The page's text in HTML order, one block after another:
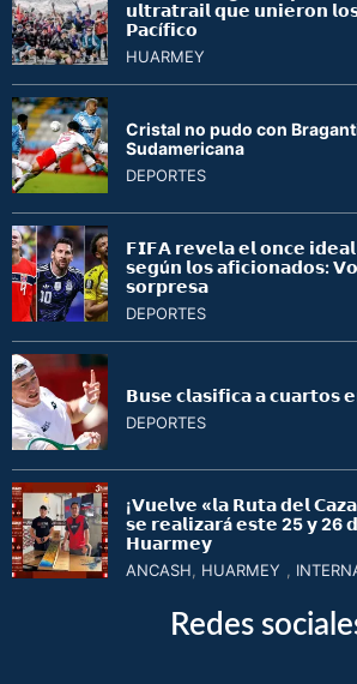
𝘂𝗹𝘁𝗿𝗮𝘁𝗿𝗮𝗶𝗹 𝗾𝘂𝗲 𝘂𝗻𝗶𝗲𝗿𝗼𝗻
𝗣𝗮𝗰í𝗳𝗶𝗰𝗼
HUARMEY
Cristal no pudo con
Sudamericana
DEPORTES
𝗙𝗜𝗙𝗔 𝗿𝗲𝘃𝗲𝗹𝗮 𝗲𝗹 𝗼𝗻𝗰𝗲
𝘀𝗲𝗴ú𝗻 𝗹𝗼𝘀 𝗮𝗳𝗶𝗰𝗶𝗼𝗻𝗮𝗱𝗼𝘀:
𝘀𝗼𝗿𝗽𝗿𝗲𝘀𝗮
DEPORTES
𝗕𝘂𝘀𝗲 𝗰𝗹𝗮𝘀𝗶𝗳𝗶𝗰𝗮 𝗮 𝗰𝘂𝗮𝗿𝘁𝗼𝘀
DEPORTES
¡𝗩𝘂𝗲𝗹𝘃𝗲 «𝗹𝗮 𝗥𝘂𝘁𝗮 𝗱𝗲𝗹
𝘀𝗲 𝗿𝗲𝗮𝗹𝗶𝘇𝗮𝗿á 𝗲𝘀𝘁𝗲 25 𝘆 26
𝗛𝘂𝗮𝗿𝗺𝗲𝘆
ANCASH HUARMEY
Redes